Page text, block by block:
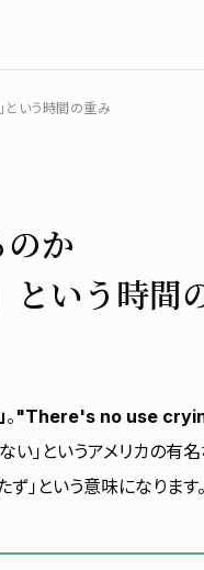
いう時間の重み
か
いう時間
。 "There's no use
い」というアメリカの有
」という意味になります。